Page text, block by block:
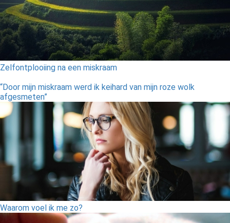
Zelfontplooiing na een miskraam
“Door mijn miskraam werd ik keihard van mijn roze wolk
afgesmeten”
Waarom voel ik me zo?